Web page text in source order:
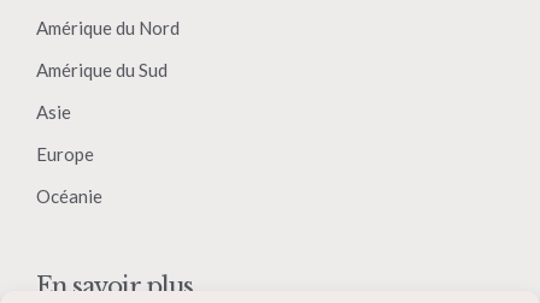
Amérique du Nord
Amérique du Sud
Asie
Europe
Océanie
En savoir plus